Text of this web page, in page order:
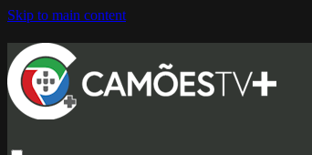
Skip to main content